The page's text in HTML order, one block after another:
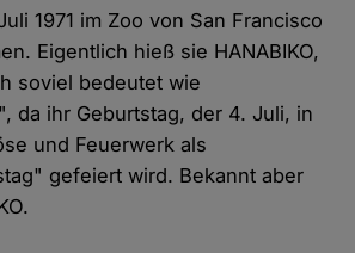
1971 im Zoo von San Francisco
Eigentlich hieß sie HANABIKO,
soviel bedeutet wie
da ihr Geburtstag, der 4. Juli, in
und Feuerwerk als
gefeiert wird. Bekannt aber